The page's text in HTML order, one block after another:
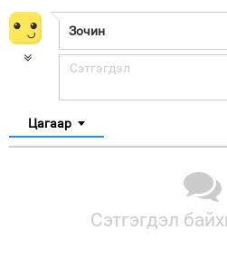
Цагаар
Сэтгэгдэл